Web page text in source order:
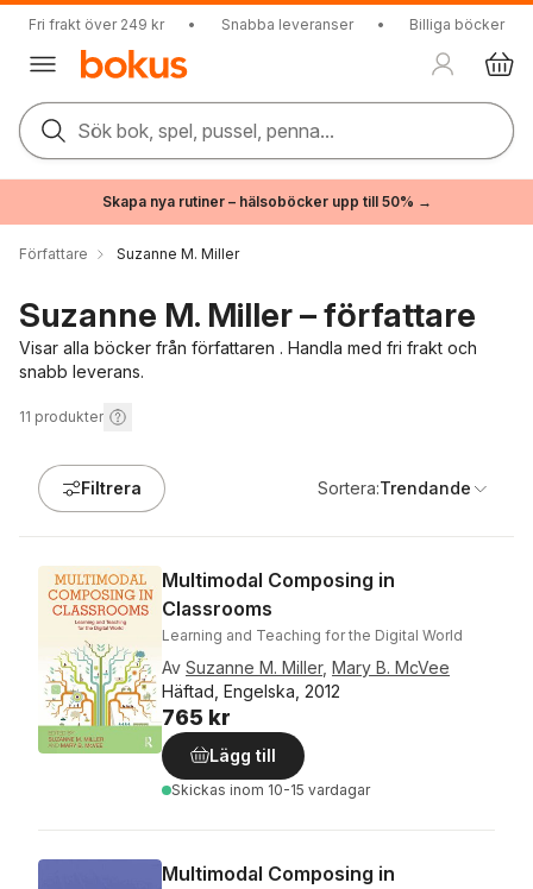
Fri frakt över 249 kr • Snabba leveranser • Billiga böcker
Sök bok, spel, pussel, penna...
Skapa nya rutiner – hälsoböcker upp till 50% →
Författare Suzanne M. Miller
Suzanne M. Miller – författare
Visar alla böcker från författaren . Handla med fri frakt och
snabb leverans.
11 produkter
Filtrera Sortera:Trendande
Multimodal Composing in
Classrooms
Learning and Teaching for the Digital World
Av Suzanne M. Miller, Mary B. McVee
Häftad, Engelska, 2012
765 kr
Lägg till
Skickas inom 10-15 vardagar
Multimodal Composing in